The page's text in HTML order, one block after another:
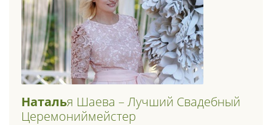
НатальЯ Шаева – Лучший Свадебный
Церемониймейстер